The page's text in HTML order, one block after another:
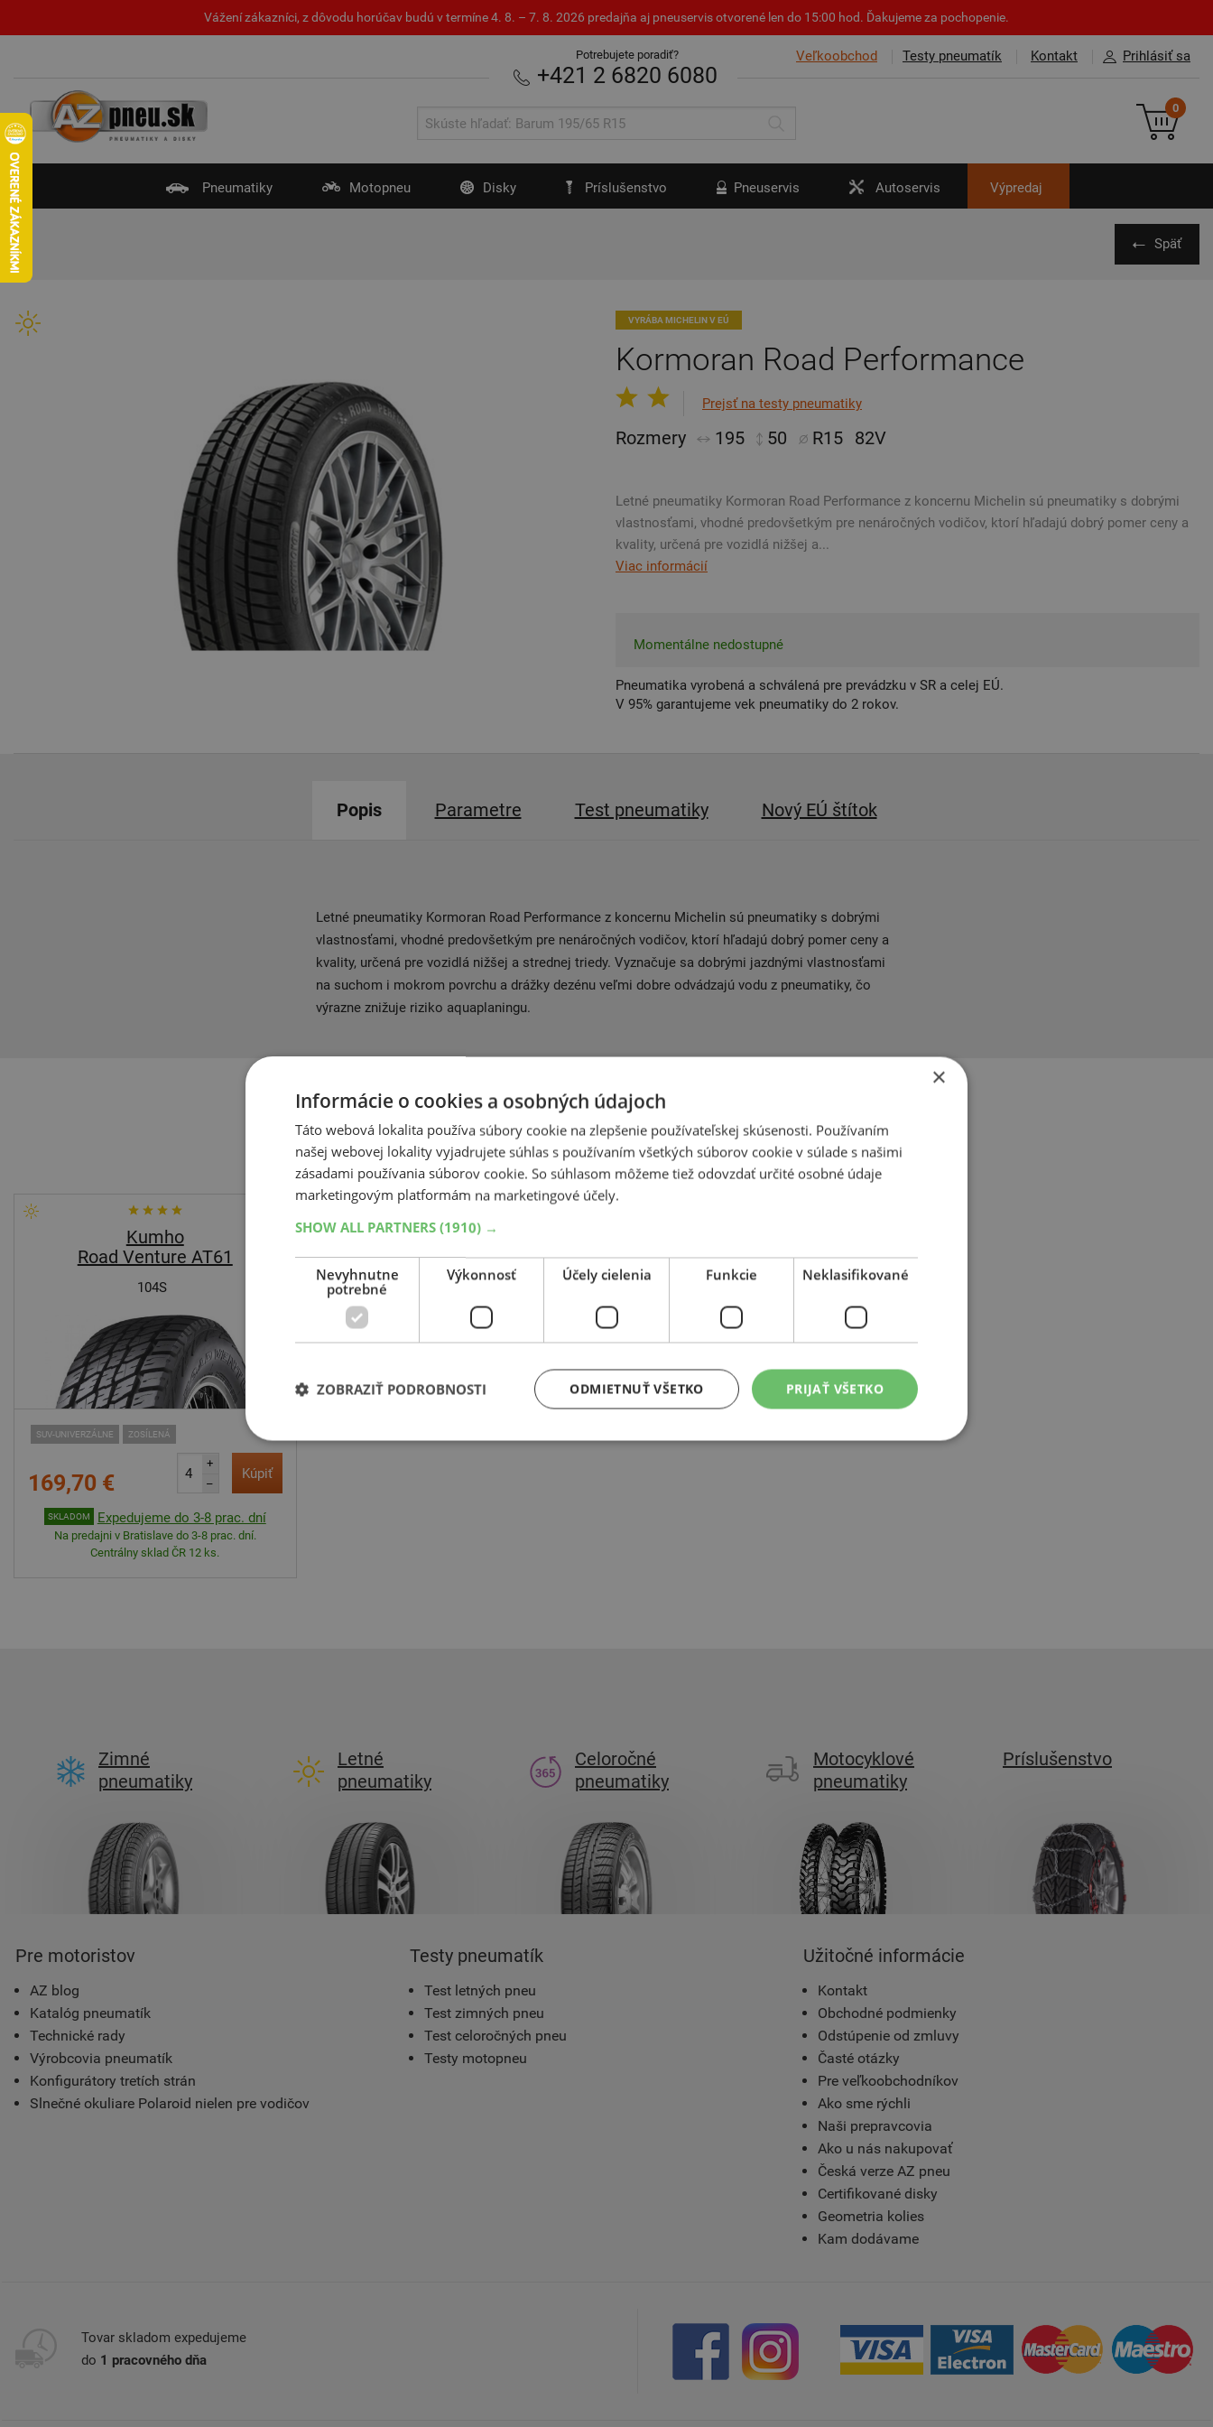
Vážení zákazníci, z dôvodu horúčav budú v termíne 4. 8. – 7. 8. 2026 predajňa aj pneuservis otvorené len do 15:00 hod. Ďakujeme za pochopenie.
Veľkoobchod Testy pneumatík Kontakt Prihlásiť sa
Potrebujete poradiť?
+421 2 6820 6080
0
Pneumatiky Motopneu Disky Príslušenstvo Pneuservis Autoservis Výpredaj
Späť
VYRÁBA MICHELIN V EÚ
Kormoran Road Performance
Prejsť na testy pneumatiky
Rozmery 195 50 R15 82V
Letné pneumatiky Kormoran Road Performance z koncernu Michelin sú pneumatiky s dobrými
vlastnosťami, vhodné predovšetkým pre nenáročných vodičov, ktorí hľadajú dobrý pomer ceny a
kvality, určená pre vozidlá nižšej a...
Viac informácií
Momentálne nedostupné
Pneumatika vyrobená a schválená pre prevádzku v SR a celej EÚ.
V 95% garantujeme vek pneumatiky do 2 rokov.
Popis Parametre Test pneumatiky Nový EÚ štítok
Letné pneumatiky Kormoran Road Performance z koncernu Michelin sú pneumatiky s dobrými
vlastnosťami, vhodné predovšetkým pre nenáročných vodičov, ktorí hľadajú dobrý pomer ceny a
kvality, určená pre vozidlá nižšej a strednej triedy. Vyznačuje sa dobrými jazdnými vlastnosťami
na suchom i mokrom povrchu a drážky dezénu veľmi dobre odvádzajú vodu z pneumatiky, čo
výrazne znižuje riziko aquaplaningu.
Súvisiace produkty
Kumho
Road Venture AT61
104S
SUV-UNIVERZÁLNE ZOSÍLENÁ
169,70 €
+
–
Kúpiť
SKLADOM Expedujeme do 3-8 prac. dní
Na predajni v Bratislave do 3-8 prac. dní.
Centrálny sklad ČR 12 ks.
Zimné
pneumatiky
Letné
pneumatiky
Celoročné
pneumatiky
Motocyklové
pneumatiky
Príslušenstvo
Pre motoristov
AZ blog
Katalóg pneumatík
Technické rady
Výrobcovia pneumatík
Konfigurátory tretích strán
Slnečné okuliare Polaroid nielen pre vodičov
Testy pneumatík
Test letných pneu
Test zimných pneu
Test celoročných pneu
Testy motopneu
Užitočné informácie
Kontakt
Obchodné podmienky
Odstúpenie od zmluvy
Časté otázky
Pre veľkoobchodníkov
Ako sme rýchli
Naši prepravcovia
Ako u nás nakupovať
Česká verze AZ pneu
Certifikované disky
Geometria kolies
Kam dodávame
Tovar skladom expedujeme
do 1 pracovného dňa
×
Informácie o cookies a osobných údajoch
Táto webová lokalita používa súbory cookie na zlepšenie používateľskej skúsenosti. Používaním
našej webovej lokality vyjadrujete súhlas s používaním všetkých súborov cookie v súlade s našimi
zásadami používania súborov cookie. So súhlasom môžeme tiež odovzdať určité osobné údaje
marketingovým platformám na marketingové účely.
SHOW ALL PARTNERS (1910) →
Nevyhnutne
potrebné
Výkonnosť Účely cielenia Funkcie Neklasifikované
PRIJAŤ VŠETKO
ODMIETNUŤ VŠETKO
ZOBRAZIŤ PODROBNOSTI